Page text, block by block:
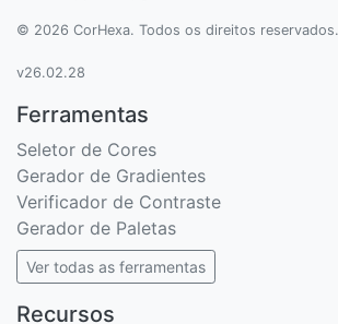
© 2026 CorHexa. Todos os direitos reservados.
v26.02.28
Ferramentas
Seletor de Cores
Gerador de Gradientes
Verificador de Contraste
Gerador de Paletas
Ver todas as ferramentas
Recursos